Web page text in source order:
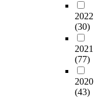
2022
(30)
2021
(77)
2020
(43)